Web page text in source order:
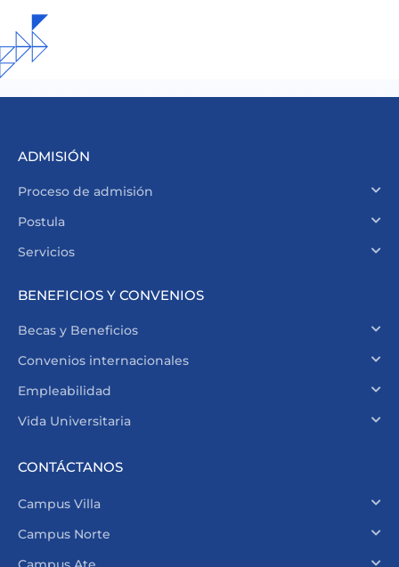
ADMISIÓN
Proceso de admisión
Postula
Servicios
BENEFICIOS Y CONVENIOS
Becas y Beneficios
Convenios internacionales
Empleabilidad
Vida Universitaria
CONTÁCTANOS
Campus Villa
Campus Norte